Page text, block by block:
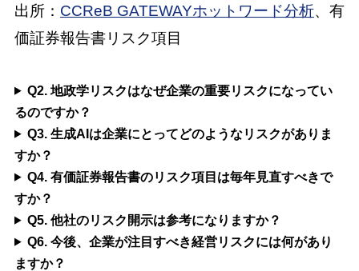
出所： CCReB GATEWAYホットワード分析、有
価証券報告書リスク項目
Q2. 地政学リスクはなぜ企業の重要リスクになってい
るのですか？
Q3. 生成AIは企業にとってどのようなリスクがありま
すか？
Q4. 有価証券報告書のリスク項目は毎年見直すべきで
すか？
Q5. 他社のリスク開示は参考になりますか？
Q6. 今後、企業が注目すべき経営リスクには何があり
ますか？